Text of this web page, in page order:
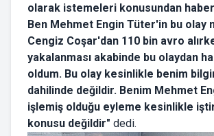
olarak istemeleri konusundan
Ben Mehmet Engin Tüter'in bu olay
Cengiz Coşar'dan 110 bin avro
yakalanması akabinde bu olaydan
oldum. Bu olay kesinlikle benim
dahilinde değildir. Benim Mehmet
işlemiş olduğu eyleme kesinlikle
konusu değildir" dedi.